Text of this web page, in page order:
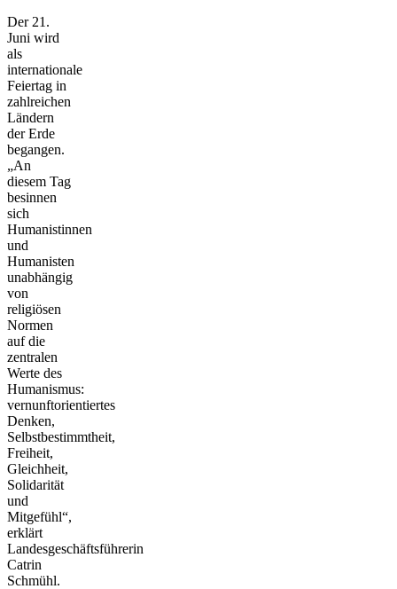
Der 21.
Juni wird
als
internationale
Feiertag in
zahlreichen
Ländern
der Erde
begangen.
„An
diesem Tag
besinnen
sich
Humanistinnen
und
Humanisten
unabhängig
von
religiösen
Normen
auf die
zentralen
Werte des
Humanismus:
vernunftorientiertes
Denken,
Selbstbestimmtheit,
Freiheit,
Gleichheit,
Solidarität
und
Mitgefühl“,
erklärt
Landesgeschäftsführerin
Catrin
Schmühl.